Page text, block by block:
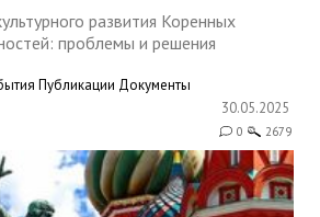
развития Коренных
проблемы и решения
Публикации Документы
30.05.2025
0 2679